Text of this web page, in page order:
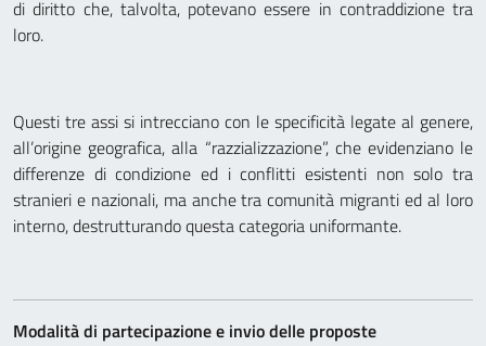
di diritto che, talvolta, potevano essere in contraddizione tra
loro.
Questi tre assi si intrecciano con le specificità legate al genere,
all’origine geografica, alla “razzializzazione”, che evidenziano le
differenze di condizione ed i conflitti esistenti non solo tra
stranieri e nazionali, ma anche tra comunità migranti ed al loro
interno, destrutturando questa categoria uniformante.
Modalità di partecipazione e invio delle proposte